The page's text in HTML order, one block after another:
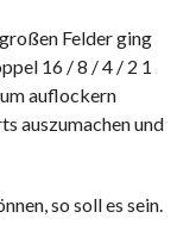
Felder ging
16 / 8 / 4 / 2 1
auflockern
auszumachen und
so soll es sein.